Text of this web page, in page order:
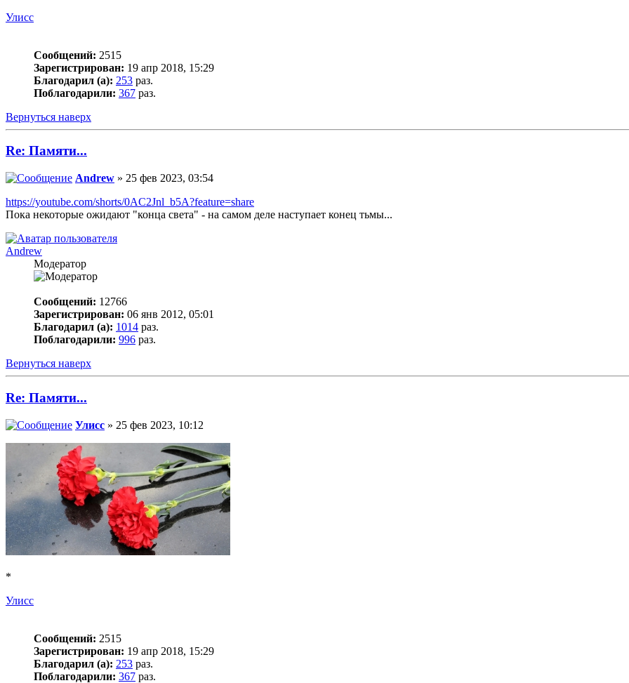
Улисс
Сообщений: 2515
Зарегистрирован: 19 апр 2018, 15:29
Благодарил (а): 253 раз.
Поблагодарили: 367 раз.
Вернуться наверх
Re: Памяти...
Andrew » 25 фев 2023, 03:54
https://youtube.com/shorts/0AC2Jnl_b5A?feature=share
Пока некоторые ожидают "конца света" - на самом деле наступает конец тьмы...
Andrew
Модератор
Сообщений: 12766
Зарегистрирован: 06 янв 2012, 05:01
Благодарил (а): 1014 раз.
Поблагодарили: 996 раз.
Вернуться наверх
Re: Памяти...
Улисс » 25 фев 2023, 10:12
*
Улисс
Сообщений: 2515
Зарегистрирован: 19 апр 2018, 15:29
Благодарил (а): 253 раз.
Поблагодарили: 367 раз.